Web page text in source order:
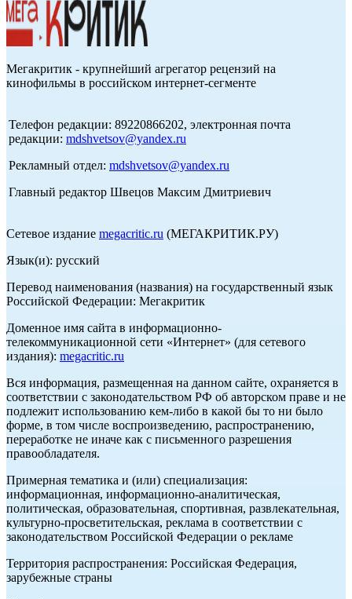
Мегакритик - крупнейший агрегатор рецензий на
кинофильмы в российском интернет-сегменте
Телефон редакции: 89220866202, электронная почта
редакции: mdshvetsov@yandex.ru
Рекламный отдел: mdshvetsov@yandex.ru
Главный редактор Швецов Максим Дмитриевич
Сетевое издание megacritic.ru (МЕГАКРИТИК.РУ)
Язык(и): русский
Перевод наименования (названия) на государственный язык
Российской Федерации: Мегакритик
Доменное имя сайта в информационно-
телекоммуникационной сети «Интернет» (для сетевого
издания): megacritic.ru
Вся информация, размещенная на данном сайте, охраняется в
соответствии с законодательством РФ об авторском праве и не
подлежит использованию кем-либо в какой бы то ни было
форме, в том числе воспроизведению, распространению,
переработке не иначе как с письменного разрешения
правообладателя.
Примерная тематика и (или) специализация:
информационная, информационно-аналитическая,
политическая, образовательная, спортивная, развлекательная,
культурно-просветительская, реклама в соответствии с
законодательством Российской Федерации о рекламе
Территория распространения: Российская Федерация,
зарубежные страны